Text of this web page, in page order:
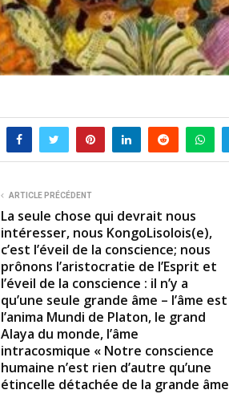
ARTICLE PRÉCÉDENT
La seule chose qui devrait nous
intéresser, nous KongoLisolois(e),
c’est l’éveil de la conscience; nous
prônons l’aristocratie de l’Esprit et
l’éveil de la conscience : il n’y a
qu’une seule grande âme – l’âme est
l’anima Mundi de Platon, le grand
Alaya du monde, l’âme
intracosmique « Notre conscience
humaine n’est rien d’autre qu’une
étincelle détachée de la grande âme